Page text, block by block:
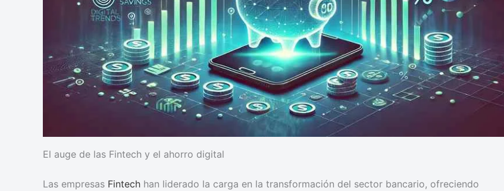
El auge de las Fintech y el ahorro digital
Las empresas Fintech han liderado la carga en la transformación del sector bancario, ofreciendo